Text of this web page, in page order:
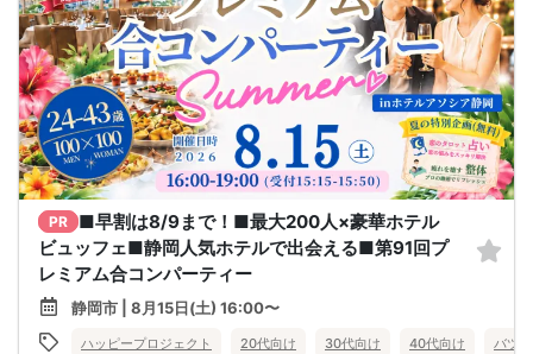
PR
■早割は8/9まで！■最大200人×豪華ホテル
ビュッフェ■静岡人気ホテルで出会える■第91回プ
レミアム合コンパーティー
静岡市 | 8月15日(土) 16:00〜
ハッピープロジェクト 20代向け 30代向け 40代向け バツ